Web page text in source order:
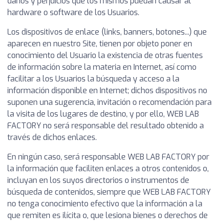
hardware o software de los Usuarios.
Los dispositivos de enlace (links, banners, botones...) que
aparecen en nuestro Site, tienen por objeto poner en
conocimiento del Usuario la existencia de otras fuentes
de información sobre la materia en Internet, así como
facilitar a los Usuarios la búsqueda y acceso a la
información disponible en Internet; dichos dispositivos no
suponen una sugerencia, invitación o recomendación para
la visita de los lugares de destino, y por ello, WEB LAB
FACTORY no será responsable del resultado obtenido a
través de dichos enlaces.
En ningún caso, será responsable WEB LAB FACTORY por
la información que faciliten enlaces a otros contenidos o,
incluyan en los suyos directorios o instrumentos de
búsqueda de contenidos, siempre que WEB LAB FACTORY
no tenga conocimiento efectivo que la información a la
que remiten es ilícita o, que lesiona bienes o derechos de